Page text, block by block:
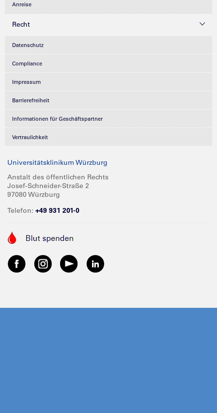
Anreise
Recht
Datenschutz
Compliance
Impressum
Barrierefreiheit
Informationen für Geschäftspartner
Vertraulichkeit
Universitätsklinikum Würzburg
Anstalt des öffentlichen Rechts
Josef-Schneider-Straße 2
97080 Würzburg
Telefon: +49 931 201-0